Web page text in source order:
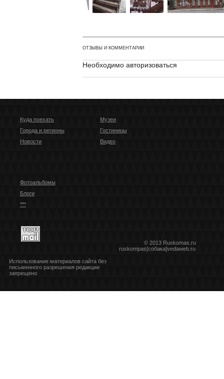
ОТЗЫВЫ И КОММЕНТАРИИ
Необходимо авторизоваться
Куда поехать
Города и регионы
Новости
Музеи
Гостиницы
Видео
Фотоальбомы
Блоги
***
© 2013 Ruskomas.ru
ruskompas[собака]vedaweb.ru
Использование материалов сайта без
письменного разрешения редакции
запрещено